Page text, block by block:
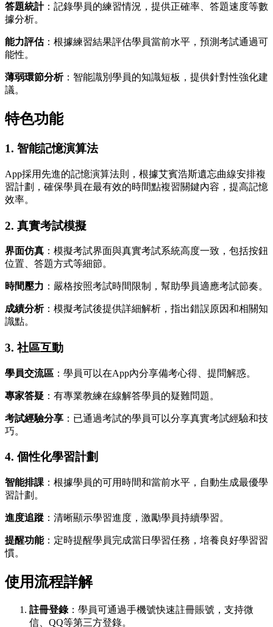
答題統計：記錄學員的練習情況，提供正確率、答題速度等數
據分析。
能力評估：根據練習結果評估學員當前水平，預測考試通過可
能性。
薄弱環節分析：智能識別學員的知識短板，提供針對性強化建
議。
特色功能
1. 智能記憶演算法
App採用先進的記憶演算法則，根據艾賓浩斯遺忘曲線安排複
習計劃，確保學員在最有效的時間點複習關鍵內容，提高記憶
效率。
2. 真實考試模擬
界面仿真 ：模擬考試界面與真實考試系統高度一致，包括按鈕
位置、答題方式等細節。
時間壓力 ：嚴格按照考試時間限制，幫助學員適應考試節奏。
成績分析：模擬考試後提供詳細解析，指出錯誤原因和相關知
識點。
3. 社區互動
學員交流區 ：學員可以在App內分享備考心得、提問解惑。
專家答疑 ：有專業教練在線解答學員的疑難問題。
考試經驗分享 ：已通過考試的學員可以分享真實考試經驗和技
巧。
4. 個性化學習計劃
智能排課 ：根據學員的可用時間和當前水平，自動生成最優學
習計劃。
進度追蹤 ：清晰顯示學習進度，激勵學員持續學習。
提醒功能：定時提醒學員完成當日學習任務，培養良好學習習
慣。
使用流程詳解
註冊登錄：學員可通過手機號快速註冊賬號，支持微
信、QQ等第三方登錄。